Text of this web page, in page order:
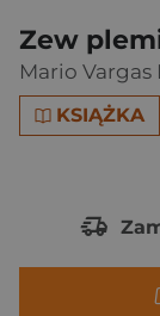
Zew
Mario Vargas
KSIĄŻKA